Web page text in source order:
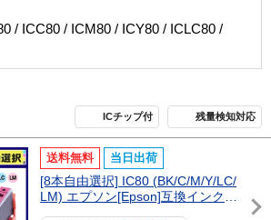
/ ICC80 / ICM80 / ICY80 / ICLC80 /
ICチップ付 残量検知対応
送料無料 当日出荷
[8本自由選択] IC80 (BK/C/M/Y/LC/
LM) エプソン[Epson]互換インクカ